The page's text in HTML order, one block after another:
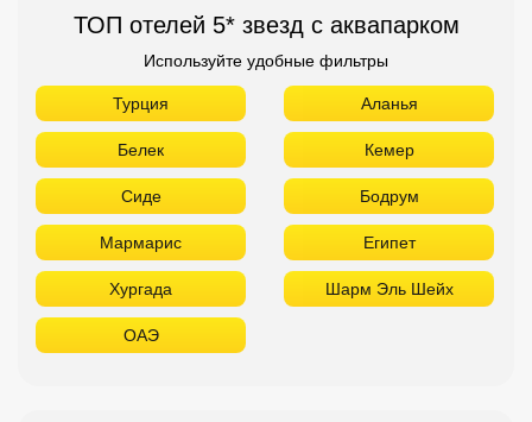
ТОП отелей 5* звезд с аквапарком
Используйте удобные фильтры
Турция Аланья
Белек Кемер
Сиде Бодрум
Мармарис Египет
Хургада Шарм Эль Шейх
ОАЭ